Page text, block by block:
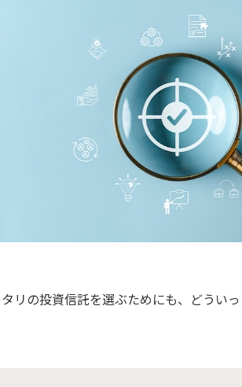
リの投資信託を選ぶためにも、どうい